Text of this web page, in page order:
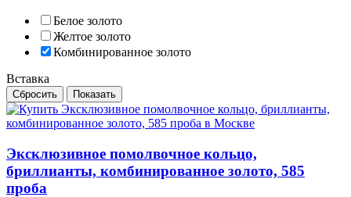
Белое золото
Желтое золото
Комбинированное золото
Вставка
Эксклюзивное помолвочное кольцо,
бриллианты, комбинированное золото, 585
проба